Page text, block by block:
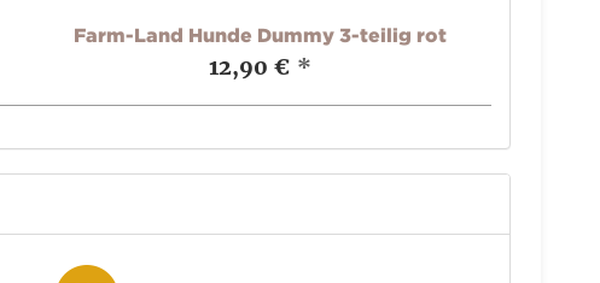
Farm-Land Hunde Dummy 3-teilig rot
12,90 € *